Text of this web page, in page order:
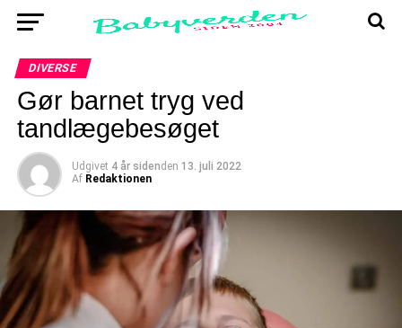
DIVERSE
Gør barnet tryg ved
tandlægebesøget
Udgivet 4 år sidenden 13. juli 2022
Af Redaktionen